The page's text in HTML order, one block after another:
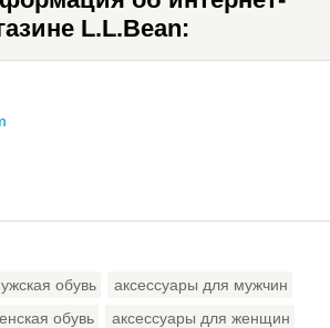
L.L.Bean:
обувь
аксессуары для мужчин
обувь
аксессуары для женщин